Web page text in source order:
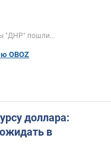
"ДНР" пошли...
OBOZ
доллара:
в